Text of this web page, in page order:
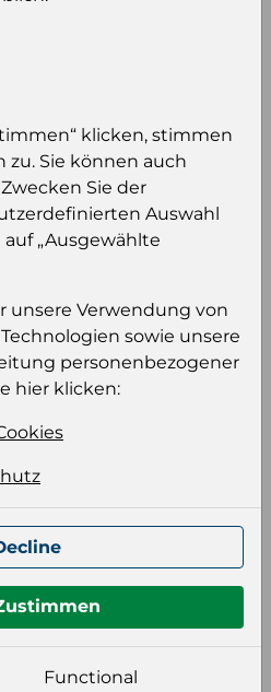
den Preis zu
sein, um Preise zu
Produkt zu kaufen.
für B2B Konto
klicken, stimmen
zu. Sie können auch
Sie der
Auswahl
„Ausgewählte
unsere Verwendung von
sowie unsere
personenbezogener
hier klicken:
Functional